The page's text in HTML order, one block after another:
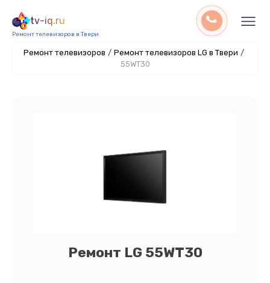
tv-iq.ru
Ремонт телевизоров в Твери
Ремонт телевизоров / Ремонт телевизоров LG в Твери /
55WT30
Ремонт LG 55WT30